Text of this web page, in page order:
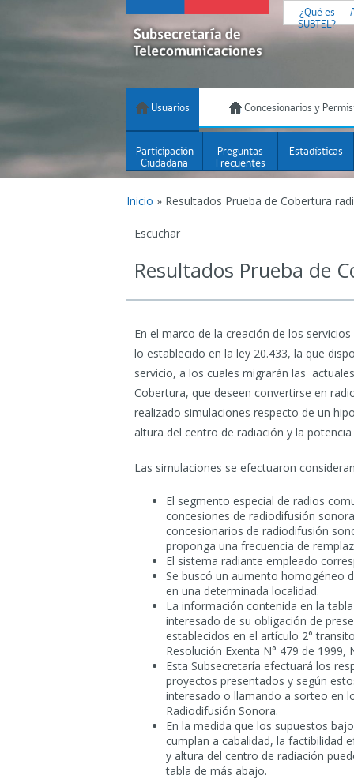
¿Qué es
SUBTEL?
Usuarios Concesionarios y
Participación
Ciudadana
Preguntas
Frecuentes
Estadísticas
Inicio » Resultados Prueba de Cobertura
Escuchar
Resultados Prueba de
En el marco de la creación de los
lo establecido en la ley 20.433, la que
servicio, a los cuales migrarán las
Cobertura, que deseen convertirse en
realizado simulaciones respecto de un
altura del centro de radiación y la potencia
Las simulaciones se efectuaron
El segmento especial de radios
concesiones de radiodifusión
concesionarios de radiodifusión
proponga una frecuencia de
El sistema radiante empleado
Se buscó un aumento homogéneo
en una determinada localidad.
La información contenida en la
interesado de su obligación de
establecidos en el artículo 2°
Resolución Exenta N° 479 de
Esta Subsecretaría efectuará los
proyectos presentados y según
interesado o llamando a sorteo en
Radiodifusión Sonora.
En la medida que los supuestos
cumplan a cabalidad, la factibilidad
y altura del centro de radiación
tabla de más abajo.